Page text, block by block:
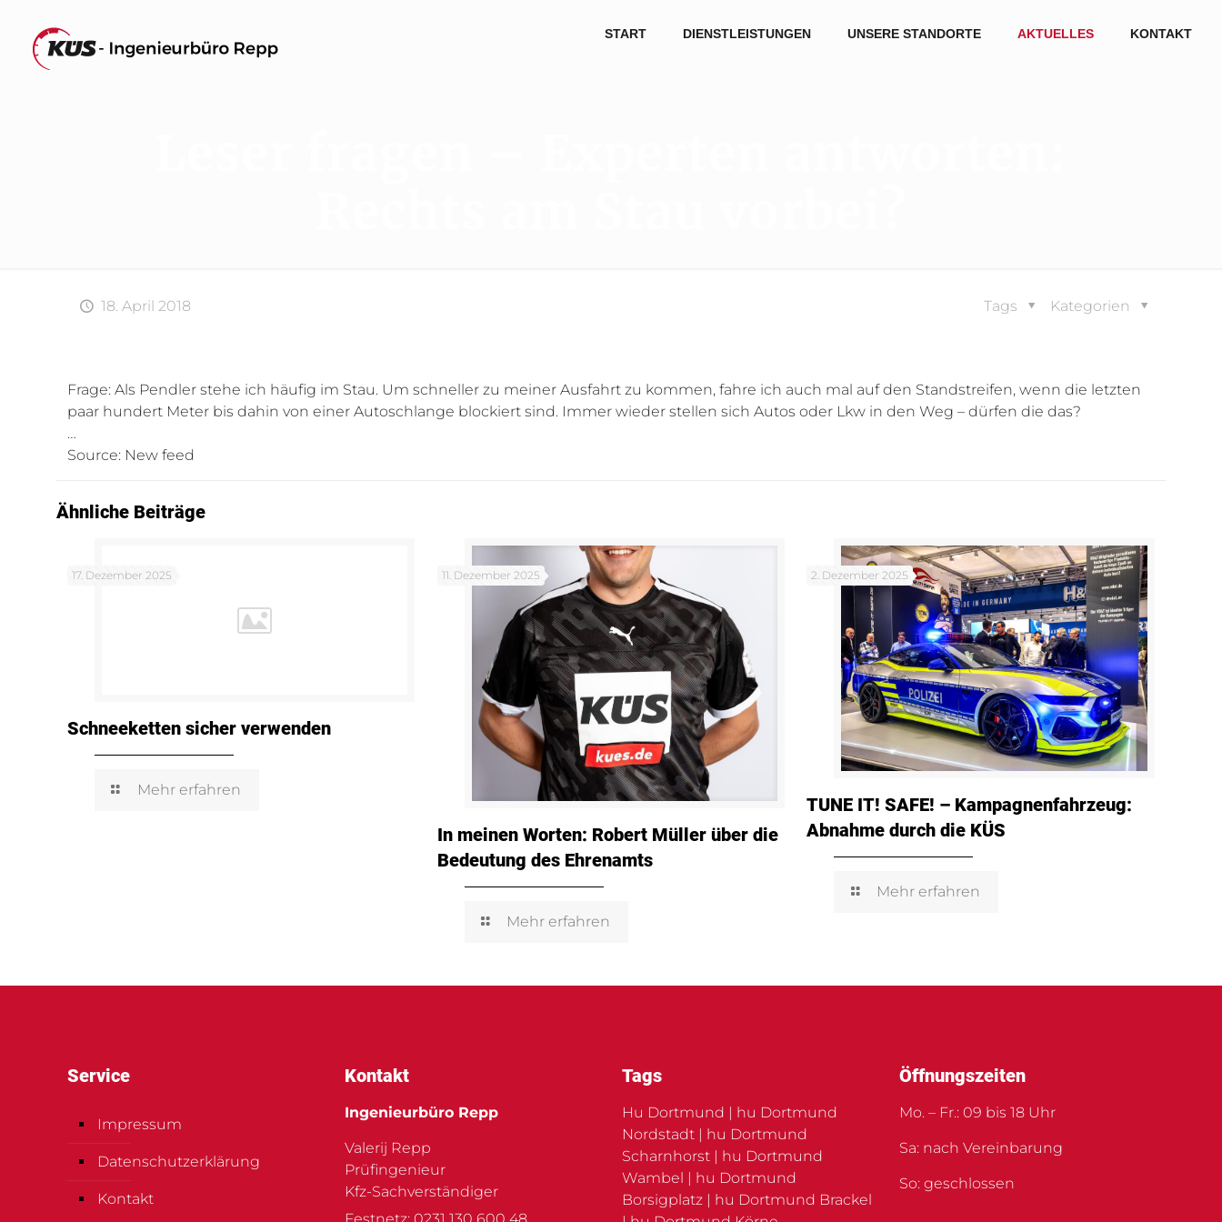
START DIENSTLEISTUNGEN UNSERE STANDORTE AKTUELLES KONTAKT
18. April 2018 Kategorien
Tags
Frage: Als Pendler stehe ich häufig im Stau. Um schneller zu meiner Ausfahrt zu kommen, fahre ich auch mal auf den Standstreifen, wenn die letzten
paar hundert Meter bis dahin von einer Autoschlange blockiert sind. Immer wieder stellen sich Autos oder Lkw in den Weg – dürfen die das?
…
Source: New feed
Ähnliche Beiträge
17. Dezember 2025
Schneeketten sicher verwenden
Mehr erfahren
11. Dezember 2025
In meinen Worten: Robert Müller über die
Bedeutung des Ehrenamts
Mehr erfahren
2. Dezember 2025
TUNE IT! SAFE! – Kampagnenfahrzeug:
Abnahme durch die KÜS
Mehr erfahren
Service
Impressum
Datenschutzerklärung
Kontakt
Kontakt
Ingenieurbüro Repp
Valerij Repp
Prüfingenieur
Kfz-Sachverständiger
Festnetz: 0231 130 600 48
Tags
Hu Dortmund | hu Dortmund
Nordstadt | hu Dortmund
Scharnhorst | hu Dortmund
Wambel | hu Dortmund
Borsigplatz | hu Dortmund Brackel
Öffnungszeiten
Mo. – Fr.: 09 bis 18 Uhr
Sa: nach Vereinbarung
So: geschlossen